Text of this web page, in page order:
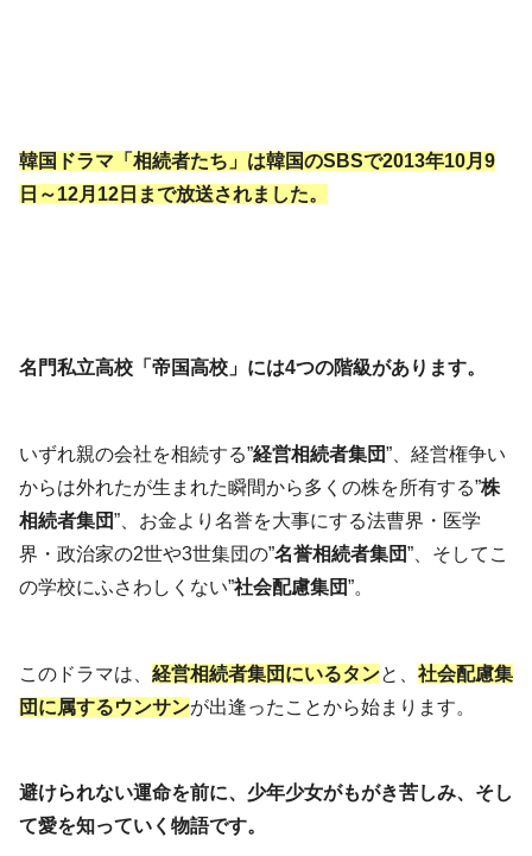
韓国ドラマ「相続者たち」は韓国のSBSで2013年10月9
日～12月12日まで放送されました。
名門私立高校「帝国高校」には4つの階級があります。
いずれ親の会社を相続する”経営相続者集団”、経営権争い
からは外れたが生まれた瞬間から多くの株を所有する”株
相続者集団”、お金より名誉を大事にする法曹界・医学
界・政治家の2世や3世集団の”名誉相続者集団”、そしてこ
の学校にふさわしくない”社会配慮集団”。
このドラマは、 経営相続者集団にいるタンと、 社会配慮集
団に属するウンサンが出逢ったことから始まります。
避けられない運命を前に、少年少女がもがき苦しみ、そし
て愛を知っていく物語です。